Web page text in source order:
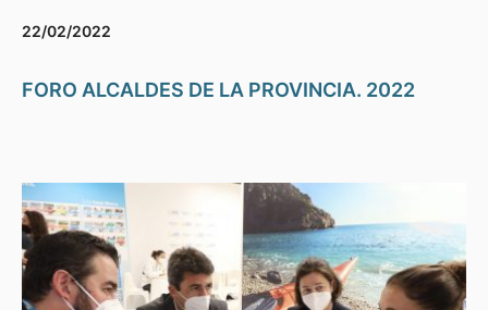
22/02/2022
FORO ALCALDES DE LA PROVINCIA. 2022